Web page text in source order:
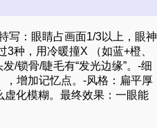
写：眼睛占画面1/3以上，眼神
种，用冷暖撞X （如蓝+橙、
/锁骨/睫毛有“发光边缘”。-细
，增加记忆点。-风格：扁平厚
化模糊。最终效果：一眼能